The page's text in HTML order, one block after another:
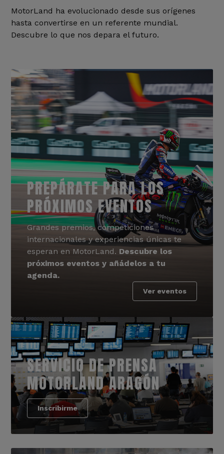
MotorLand ha evolucionado desde sus orígenes
hasta convertirse en un referente mundial.
Descubre lo que nos depara el futuro.
PREPÁRATE PARA LOS
PRÓXIMOS EVENTOS
Grandes premios, competiciones
internacionales y experiencias únicas te
esperan en MotorLand. Descubre los
próximos eventos y añádelos a tu
agenda.
Ver eventos
SERVICIO DE PRENSA
MOTORLAND ARAGÓN
Inscribirme